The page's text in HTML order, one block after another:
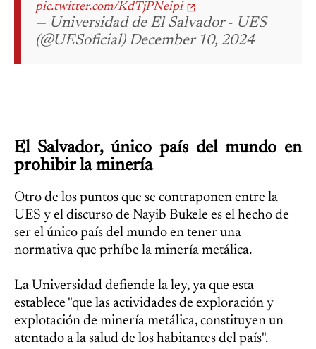
pic.twitter.com/KdTjPNeipi
— Universidad de El Salvador - UES
(@UESoficial) December 10, 2024
El Salvador, único país del mundo en
prohibir la minería
Otro de los puntos que se contraponen entre la
UES y el discurso de Nayib Bukele es el hecho de
ser el único país del mundo en tener una
normativa que prhíbe la minería metálica.
La Universidad defiende la ley, ya que esta
establece "que las actividades de exploración y
explotación de minería metálica, constituyen un
atentado a la salud de los habitantes del país".